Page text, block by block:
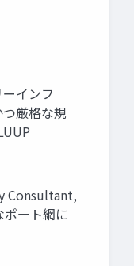
インフ
厳格な規
Consultant,
ート網に